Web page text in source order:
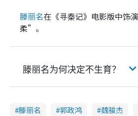
滕丽名在《寻秦记》电影版中饰
柔”。
滕丽名为何决定不生育？
滕丽名 郭政鸿 魏骏杰